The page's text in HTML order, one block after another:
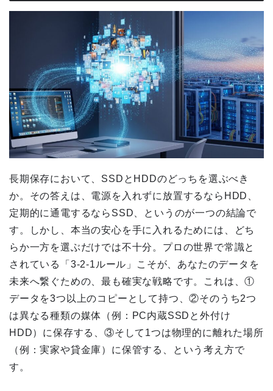
長期保存において、SSDとHDDのどっちを選ぶべき
か。その答えは、電源を入れずに放置するならHDD、
定期的に通電するならSSD、というのが一つの結論で
す。しかし、本当の安心を手に入れるためには、どち
らか一方を選ぶだけでは不十分。プロの世界で常識と
されている「3-2-1ルール」こそが、あなたのデータを
未来へ繋ぐための、最も確実な戦略です。これは、①
データを3つ以上のコピーとして持つ、②そのうち2つ
は異なる種類の媒体（例：PC内蔵SSDと外付け
HDD）に保存する、③そして1つは物理的に離れた場所
（例：実家や貸金庫）に保管する、という考え方で
す。